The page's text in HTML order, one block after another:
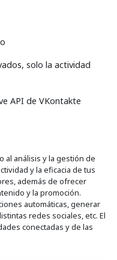
solo la actividad
API de VKontakte
al análisis y la gestión de
y la eficacia de tus
además de ofrecer
y la promoción.
automáticas, generar
redes sociales, etc. El
conectadas y de las